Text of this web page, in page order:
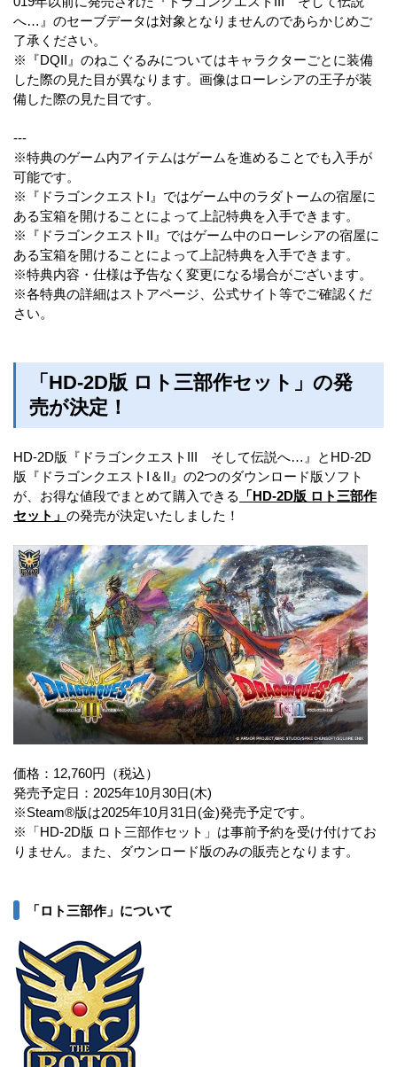
へ…』のセーブデータは対象となりませんのであらかじめご
了承ください。
※『DQII』のねこぐるみについてはキャラクターごとに装備
した際の見た目が異なります。画像はローレシアの王子が装
備した際の見た目です。
---
※特典のゲーム内アイテムはゲームを進めることでも入手が
可能です。
※『ドラゴンクエストI』ではゲーム中のラダトームの宿屋に
ある宝箱を開けることによって上記特典を入手できます。
※『ドラゴンクエストII』ではゲーム中のローレシアの宿屋に
ある宝箱を開けることによって上記特典を入手できます。
※特典内容・仕様は予告なく変更になる場合がございます。
※各特典の詳細はストアページ、公式サイト等でご確認くだ
さい。
「HD-2D版 ロト三部作セット」の発
売が決定！
HD-2D版『ドラゴンクエストIII そして伝説へ…』とHD-2D
版『ドラゴンクエストI＆II』の2つのダウンロード版ソフト
が、お得な値段でまとめて購入できる
「HD-2D版 ロト三部作
セット」 の発売が決定いたしました！
価格：12,760円（税込）
発売予定日：2025年10月30日(木)
※Steam®版は2025年10月31日(金)発売予定です。
※「HD-2D版 ロト三部作セット」は事前予約を受け付けてお
りません。また、ダウンロード版のみの販売となります。
「ロト三部作」について